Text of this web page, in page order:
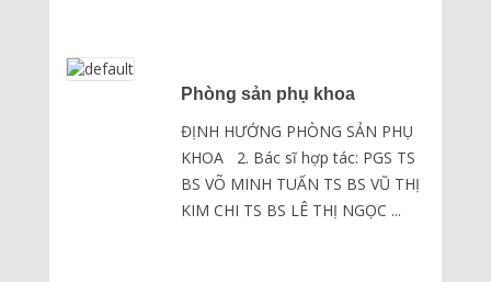
Phòng sản phụ khoa
ĐỊNH HƯỚNG PHÒNG SẢN PHỤ
KHOA 2. Bác sĩ hợp tác: PGS TS
BS VÕ MINH TUẤN TS BS VŨ THỊ
KIM CHI TS BS LÊ THỊ NGỌC ...